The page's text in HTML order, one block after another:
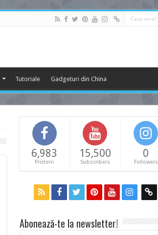
Tutoriale Gadgeturi din China
6,983
Prieteni
15,500
Subscribers
0
Followers
Abonează-te la newsletter!